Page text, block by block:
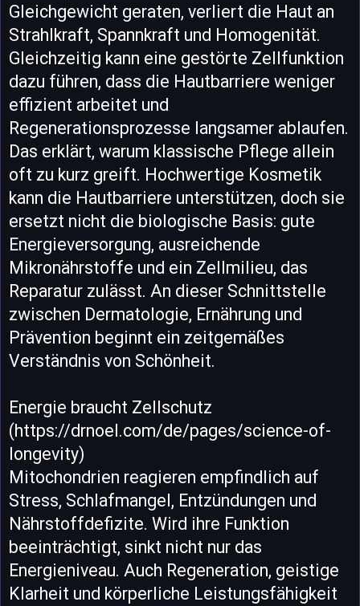
Gleichgewicht geraten, verliert die Haut an
Strahlkraft, Spannkraft und Homogenität.
Gleichzeitig kann eine gestörte Zellfunktion
dazu führen, dass die Hautbarriere weniger
effizient arbeitet und
Regenerationsprozesse langsamer ablaufen.
Das erklärt, warum klassische Pflege allein
oft zu kurz greift. Hochwertige Kosmetik
kann die Hautbarriere unterstützen, doch sie
ersetzt nicht die biologische Basis: gute
Energieversorgung, ausreichende
Mikronährstoffe und ein Zellmilieu, das
Reparatur zulässt. An dieser Schnittstelle
zwischen Dermatologie, Ernährung und
Prävention beginnt ein zeitgemäßes
Verständnis von Schönheit.
Energie braucht Zellschutz
(https://drnoel.com/de/pages/science-of-
longevity)
Mitochondrien reagieren empfindlich auf
Stress, Schlafmangel, Entzündungen und
Nährstoffdefizite. Wird ihre Funktion
beeinträchtigt, sinkt nicht nur das
Energieniveau. Auch Regeneration, geistige
Klarheit und körperliche Leistungsfähigkeit